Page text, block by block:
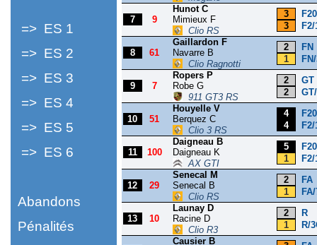
=> ES 1
=> ES 2
=> ES 3
=> ES 4
=> ES 5
=> ES 6
Abandons
Pénalités
7 9
Hunot C
Mimieux F
Clio RS
3
3
F2/
8 61
Gaillardon F
Navarre B
Clio Ragnotti
2
FN
1
9 7
Ropers P
Robe G
911 GT3 RS
2
GT
2
10 51
Houyelle V
Berquez C
Clio 3 RS
4
4
F2/
11 100
Daigneau B
Daigneau K
AX GTI
5
1
F2/
12 29
Senecal M
Senecal B
Clio RS
2
FA
1
13 10
Launay D
Racine D
Clio R3
2
R
1
R/
Causier B